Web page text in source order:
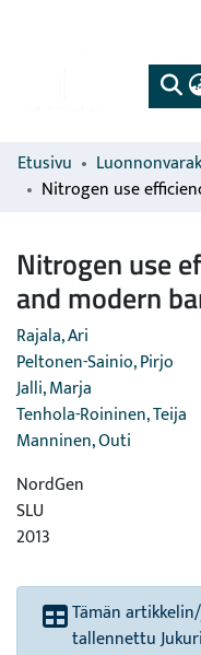
Etusivu
Nitrogen use
and modern
Rajala, Ari
Peltonen-Sainio, Pirjo
Jalli, Marja
Tenhola-Roininen, Teija
Manninen, Outi
NordGen
SLU
2013
Tämän
tallennettu